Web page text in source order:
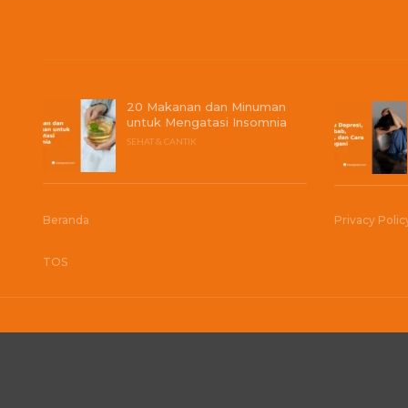
20 Makanan dan Minuman
untuk Mengatasi Insomnia
SEHAT & CANTIK
Beranda Privacy
TOS